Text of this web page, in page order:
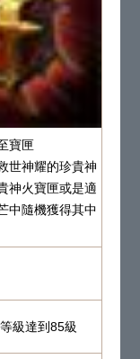
寶匣
世神耀的珍貴神
神火寶匣或是適
中隨機獲得其中
級達到85級